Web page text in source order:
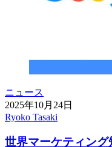
ニュース
2025年10月24日
Ryoko Tasaki
世界マーケティン